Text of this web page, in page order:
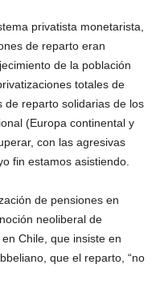
privatista monetarista,
de reparto eran
de la población
totales de
de reparto solidarias de los
(Europa continental y
con las agresivas
fin estamos asistiendo.
de pensiones en
neoliberal de
Chile, que insiste en
que el reparto, “no